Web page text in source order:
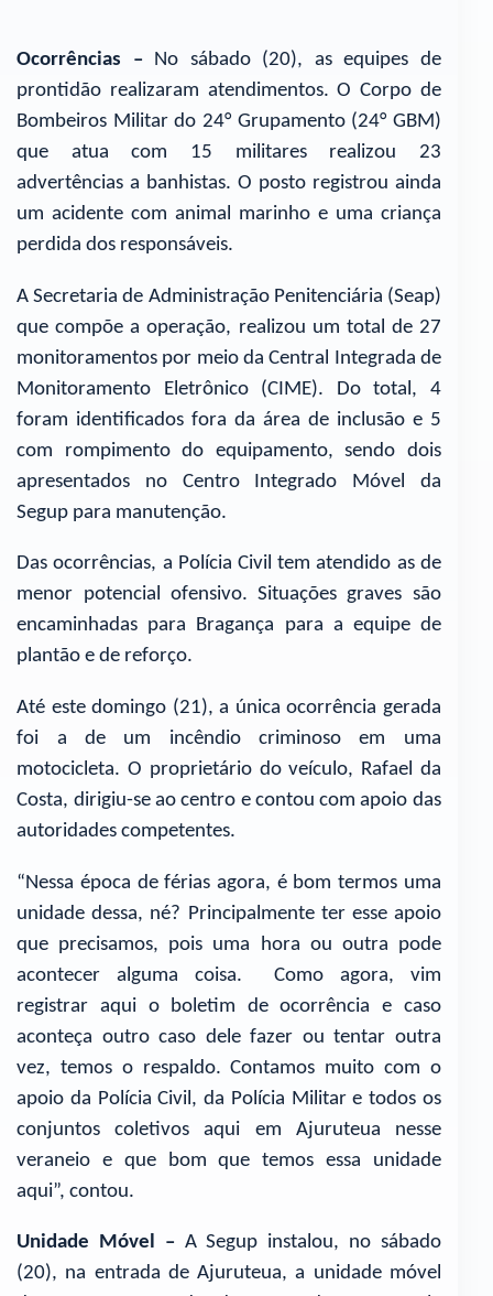
Ocorrências – No sábado (20), as equipes de
prontidão realizaram atendimentos. O Corpo de
Bombeiros Militar do 24° Grupamento (24° GBM)
que atua com 15 militares realizou 23
advertências a banhistas. O posto registrou ainda
um acidente com animal marinho e uma criança
perdida dos responsáveis.
A Secretaria de Administração Penitenciária (Seap)
que compõe a operação, realizou um total de 27
monitoramentos por meio da Central Integrada de
Monitoramento Eletrônico (CIME). Do total, 4
foram identificados fora da área de inclusão e 5
com rompimento do equipamento, sendo dois
apresentados no Centro Integrado Móvel da
Segup para manutenção.
Das ocorrências, a Polícia Civil tem atendido as de
menor potencial ofensivo. Situações graves são
encaminhadas para Bragança para a equipe de
plantão e de reforço.
Até este domingo (21), a única ocorrência gerada
foi a de um incêndio criminoso em uma
motocicleta. O proprietário do veículo, Rafael da
Costa, dirigiu-se ao centro e contou com apoio das
autoridades competentes.
“Nessa época de férias agora, é bom termos uma
unidade dessa, né? Principalmente ter esse apoio
que precisamos, pois uma hora ou outra pode
acontecer alguma coisa. Como agora, vim
registrar aqui o boletim de ocorrência e caso
aconteça outro caso dele fazer ou tentar outra
vez, temos o respaldo. Contamos muito com o
apoio da Polícia Civil, da Polícia Militar e todos os
conjuntos coletivos aqui em Ajuruteua nesse
veraneio e que bom que temos essa unidade
aqui”, contou.
Unidade Móvel – A Segup instalou, no sábado
(20), na entrada de Ajuruteua, a unidade móvel